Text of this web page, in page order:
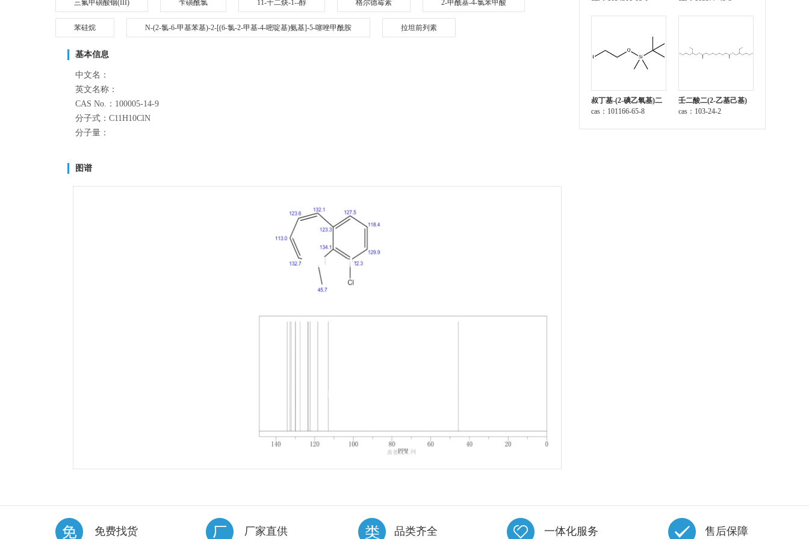
三氟甲磺酸铟(III) 苄磺酰氯 11-十二炔-1--醇 格尔德霉素 2-甲酰基-4-氯苯甲酸
苯硅烷 N-(2-氯-6-甲基苯基)-2-[(6-氯-2-甲基-4-嘧啶基)氨基]-5-噻唑甲酰胺 拉坦前列素
基本信息
中文名：
英文名称：
CAS No.：100005-14-9
分子式：C11H10ClN
分子量：
图谱
叔丁基-(2-碘乙氧基)二
甲基硅烷
cas：101166-65-8
壬二酸二(2-乙基己基)
酯
cas：103-24-2
免费找货 厂家直供 品类齐全 一体化服务 售后保障